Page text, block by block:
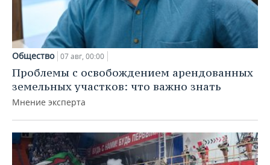
Общество 07 авг, 00:00
Проблемы с освобождением арендованных
земельных участков: что важно знать
Мнение эксперта